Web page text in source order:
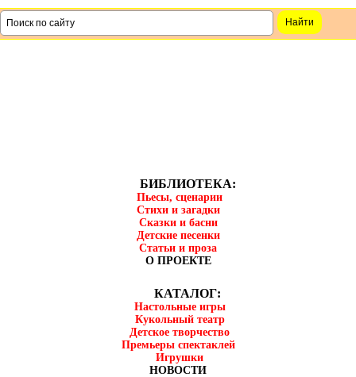
БИБЛИОТЕКА:
Пьесы, сценарии
Стихи и загадки
Сказки и басни
Детские песенки
Статьи и проза
О ПРОЕКТЕ
КАТАЛОГ:
Настольные игры
Кукольный театр
Детское творчество
Премьеры спектаклей
Игрушки
НОВОСТИ